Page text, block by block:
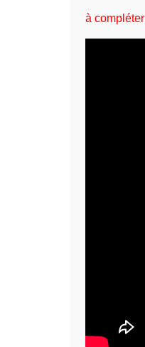
à compléter